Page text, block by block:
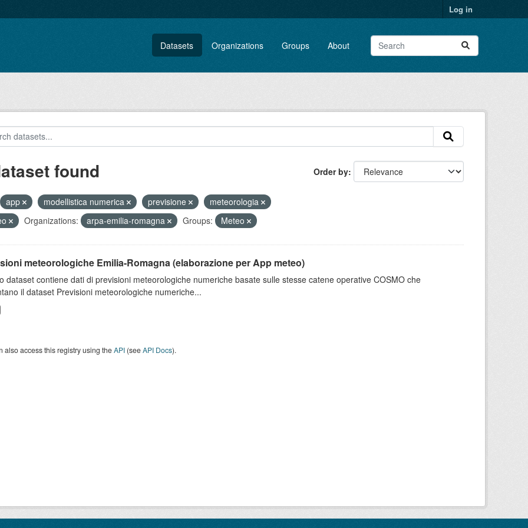
Log in
Datasets Organizations Groups About
Order by
found
app modellistica numerica previsione
meteorologia
Organizations: arpa-emilia-romagna Groups: Meteo
meteorologiche Emilia-Romagna (elaborazione per App meteo)
dataset contiene dati di previsioni meteorologiche numeriche basate sulle stesse catene operative COSMO che
il dataset Previsioni meteorologiche numeriche...
also access this registry using theAPI(seeAPI Docs).